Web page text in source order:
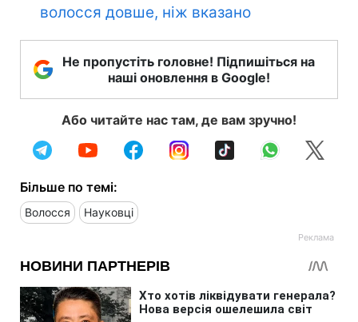
волосся довше, ніж вказано
Не пропустіть головне! Підпишіться на
наші оновлення в Google!
Або читайте нас там, де вам зручно!
Більше по темі:
Волосся Науковці